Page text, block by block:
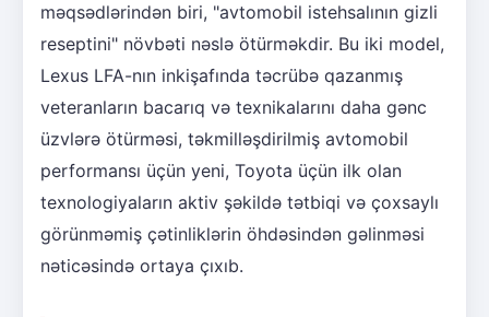
məqsədlərindən biri, "avtomobil istehsalının gizli
reseptini" növbəti nəslə ötürməkdir. Bu iki model,
Lexus LFA-nın inkişafında təcrübə qazanmış
veteranların bacarıq və texnikalarını daha gənc
üzvlərə ötürməsi, təkmilləşdirilmiş avtomobil
performansı üçün yeni, Toyota üçün ilk olan
texnologiyaların aktiv şəkildə tətbiqi və çoxsaylı
görünməmiş çətinliklərin öhdəsindən gəlinməsi
nəticəsində ortaya çıxıb.